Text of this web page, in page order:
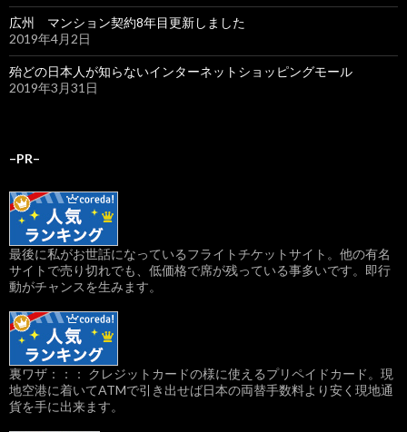
広州 マンション契約8年目更新しました
2019年4月2日
殆どの日本人が知らないインターネットショッピングモール
2019年3月31日
–PR–
最後に私がお世話になっているフライトチケットサイト。他の有名
サイトで売り切れでも、低価格で席が残っている事多いです。即行
動がチャンスを生みます。
裏ワザ：：： クレジットカードの様に使えるプリペイドカード。現
地空港に着いてATMで引き出せば日本の両替手数料より安く現地通
貨を手に出来ます。